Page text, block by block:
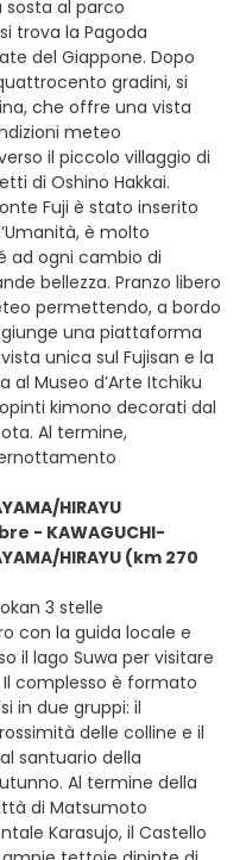
sosta al parco
trova la Pagoda
del Giappone. Dopo
gradini, si
che offre una vista
meteo
il piccolo villaggio di
di Oshino Hakkai.
Fuji è stato inserito
è molto
ad ogni cambio di
bellezza. Pranzo libero
permettendo, a bordo
una piattaforma
unica sul Fujisan e la
al Museo d’Arte Itchiku
kimono decorati dal
Al termine,
HIRAYU
- KAWAGUCHI-
HIRAYU (km 270
3 stelle
con la guida locale e
il lago Suwa per visitare
complesso è formato
in due gruppi: il
delle colline e il
santuario della
Al termine della
di Matsumoto
Karasujo, il Castello